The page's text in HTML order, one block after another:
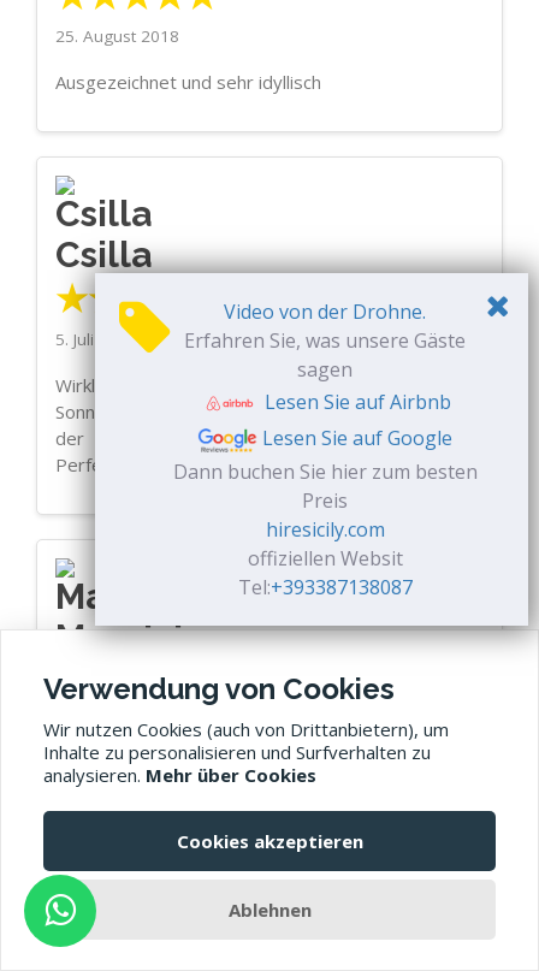
Video von der Drohne.
Erfahren Sie, was unsere Gäste
sagen
Lesen Sie auf Airbnb
Lesen Sie auf Google
Dann buchen Sie hier zum besten
Preis
hiresicily.com
offiziellen Websit
Tel:+393387138087
25. August 2018
Ausgezeichnet und sehr idyllisch
Csilla
★★★★★
5. Juli 2018
Wirklich schöner Garten. Das Haus ist auch mit
Sonnenschirm und Spielzeug für den Sandstrand,
der zu Fuß erreichbar ist, gut ausgestattet.
Perfekter Ort für Familien mit Kinder
Mauricio
★★★★
16. September 2017
Gioacchino ist ein großartiger Gastgeber, der sich
für seine Gäste besonders viel Mühe gibt. Er gab
erreichbar. Er gab uns sogar Wein und Olivenöl aus
der Ernte. Das Anwesen ist wunderschön und nur 5
Gehminuten vom Strand entfernt. Der Garten ist
riesig und perfekt für Kinder zum Spielen. Alles hat
richtig funktioniert. Insgesamt ein toller Aufenthalt.
Verwendung von Cookies
Wir nutzen Cookies (auch von Drittanbietern), um
Inhalte zu personalisieren und Surfverhalten zu
analysieren. Mehr über Cookies
Cookies akzeptieren
Ablehnen